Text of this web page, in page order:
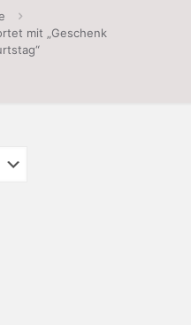
mit „Geschenk